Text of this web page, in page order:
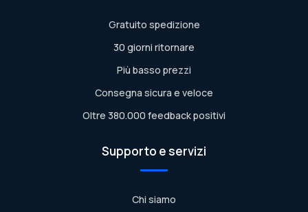
Gratuito spedizione
30 giorni ritornare
Più basso prezzi
Consegna sicura e veloce
Oltre 380.000 feedback positivi
Supporto e servizi
Chi siamo